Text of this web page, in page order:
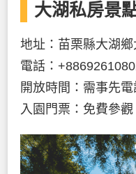
大湖私房景
地址：苗栗縣大湖
電話：
開放時間：需事先
入園門票：免費參觀